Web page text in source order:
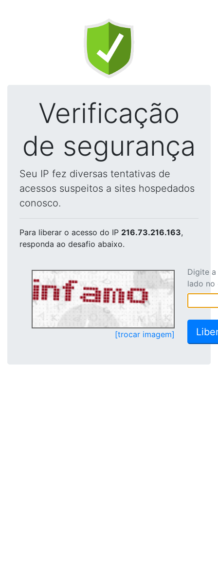
Verificação
de segurança
Seu IP fez diversas tentativas de
acessos suspeitos a sites hospedados
conosco.
Para liberar o acesso do IP 216.73.216.163,
responda ao desafio abaixo.
[trocar imagem]
Digite
lado no